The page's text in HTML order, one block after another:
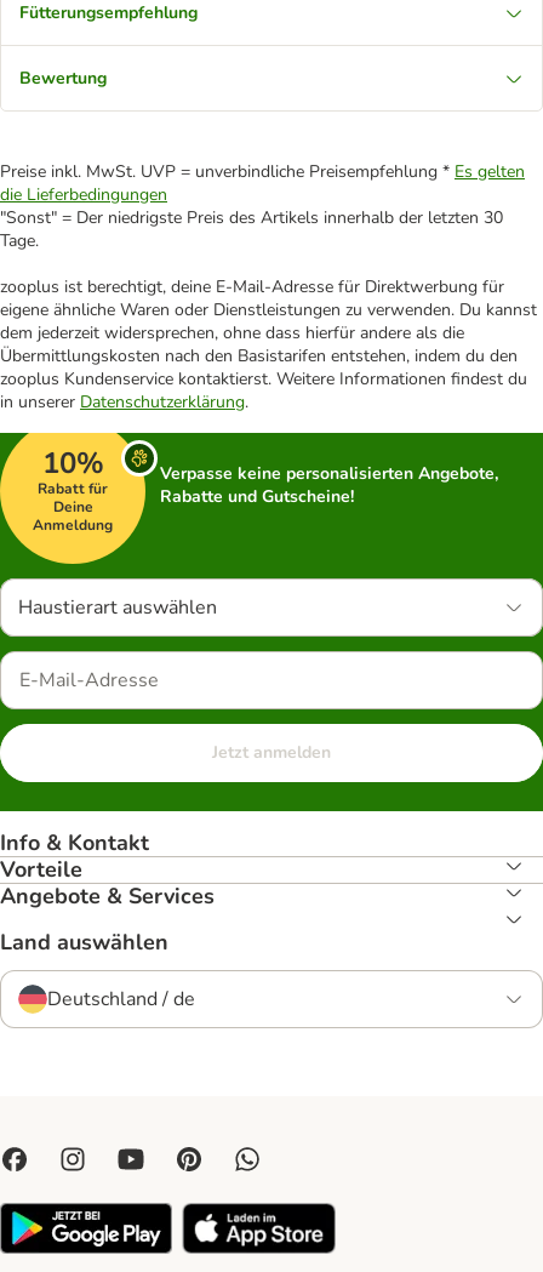
Fütterungsempfehlung
Bewertung
Preise inkl. MwSt. UVP = unverbindliche Preisempfehlung * Es gelten
die Lieferbedingungen
"Sonst" = Der niedrigste Preis des Artikels innerhalb der letzten 30
Tage.
zooplus ist berechtigt, deine E-Mail-Adresse für Direktwerbung für
eigene ähnliche Waren oder Dienstleistungen zu verwenden. Du kannst
dem jederzeit widersprechen, ohne dass hierfür andere als die
Übermittlungskosten nach den Basistarifen entstehen, indem du den
zooplus Kundenservice kontaktierst. Weitere Informationen findest du
in unserer Datenschutzerklärung.
10%
Rabatt für
Deine
Anmeldung
Verpasse keine personalisierten Angebote,
Rabatte und Gutscheine!
Haustierart auswählen
Jetzt anmelden
Info & Kontakt
Vorteile
Angebote & Services
Land auswählen
Deutschland / de